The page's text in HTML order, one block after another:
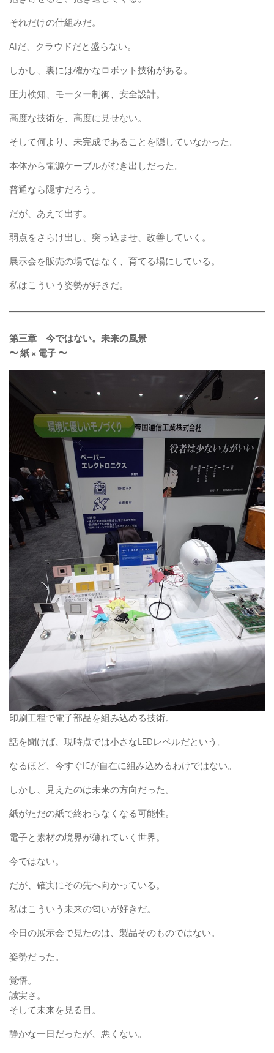
それだけの仕組みだ。
AIだ、クラウドだと盛らない。
しかし、裏には確かなロボット技術がある。
圧力検知、モーター制御、安全設計。
高度な技術を、高度に見せない。
そして何より、未完成であることを隠していなかった。
本体から電源ケーブルがむき出しだった。
普通なら隠すだろう。
だが、あえて出す。
弱点をさらけ出し、突っ込ませ、改善していく。
展示会を販売の場ではなく、育てる場にしている。
私はこういう姿勢が好きだ。
第三章 今ではない。未来の風景
〜 紙 × 電子 〜
印刷工程で電子部品を組み込める技術。
話を聞けば、現時点では小さなLEDレベルだという。
なるほど、今すぐICが自在に組み込めるわけではない。
しかし、見えたのは未来の方向だった。
紙がただの紙で終わらなくなる可能性。
電子と素材の境界が薄れていく世界。
今ではない。
だが、確実にその先へ向かっている。
私はこういう未来の匂いが好きだ。
今日の展示会で見たのは、製品そのものではない。
姿勢だった。
覚悟。
誠実さ。
そして未来を見る目。
静かな一日だったが、悪くない。